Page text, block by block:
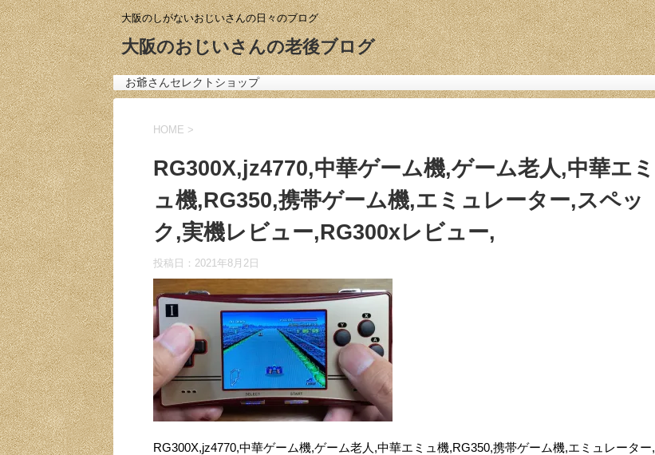
大阪のしがないおじいさんの日々のブログ
大阪のおじいさんの老後ブログ
お爺さんセレクトショップ
HOME >
RG300X,jz4770,中華ゲーム機,ゲーム老人,中華エミ
ュ機,RG350,携帯ゲーム機,エミュレーター,スペッ
ク,実機レビュー,RG300xレビュー,
投稿日： 2021年8月2日
RG300X,jz4770,中華ゲーム機,ゲーム老人,中華エミュ機,RG350,携帯ゲーム機,エミュレーター,